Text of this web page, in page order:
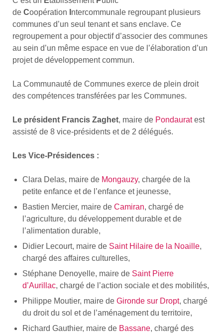
de Coopération ntercommunale regroupant plusieurs
communes d’un seul tenant et sans enclave. Ce
regroupement a pour objectif d’associer des communes
au sein d’un même espace en vue de l’élaboration d’un
projet de développement commun.
La Communauté de Communes exerce de plein droit
des compétences transférées par les Communes.
Le président Francis Zaghet, maire de Pondauratest
assisté de 8 vice-présidents et de 2 délégués.
Les Vice-Présidences :
Clara Delas, maire de Mongauzy, chargée de la
petite enfance et de l’enfance et jeunesse,
Bastien Mercier, maire de Camiran, chargé de
l’agriculture, du développement durable et de
l’alimentation durable,
Didier Lecourt, maire de Saint Hilaire de la Noaille,
chargé des affaires culturelles,
Stéphane Denoyelle, maire de Saint Pierre
d’Aurillac, chargé de l’action sociale et des mobilités,
Philippe Moutier, maire de Gironde sur Dropt, chargé
du droit du sol et de l’aménagement du territoire,
Richard Gauthier, maire de Bassane, chargé des